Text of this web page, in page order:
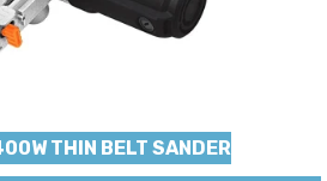
THIN BELT SANDER